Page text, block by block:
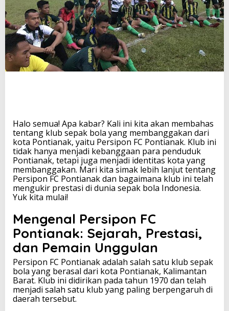
b
S
e
p
a
k
B
o
g
a
n
I
d
e
n
t
s
K
o
t
a
P
o
n
t
Halo semua! Apa kabar? Kali ini kita akan membahas
tentang klub sepak bola yang membanggakan dari
kota Pontianak, yaitu Persipon FC Pontianak. Klub ini
tidak hanya menjadi kebanggaan para penduduk
Pontianak, tetapi juga menjadi identitas kota yang
membanggakan. Mari kita simak lebih lanjut tentang
Persipon FC Pontianak dan bagaimana klub ini telah
mengukir prestasi di dunia sepak bola Indonesia.
Yuk kita mulai!
Mengenal Persipon FC
Pontianak: Sejarah, Prestasi,
dan Pemain Unggulan
Persipon FC Pontianak adalah salah satu klub sepak
bola yang berasal dari kota Pontianak, Kalimantan
Barat. Klub ini didirikan pada tahun 1970 dan telah
menjadi salah satu klub yang paling berpengaruh di
daerah tersebut.